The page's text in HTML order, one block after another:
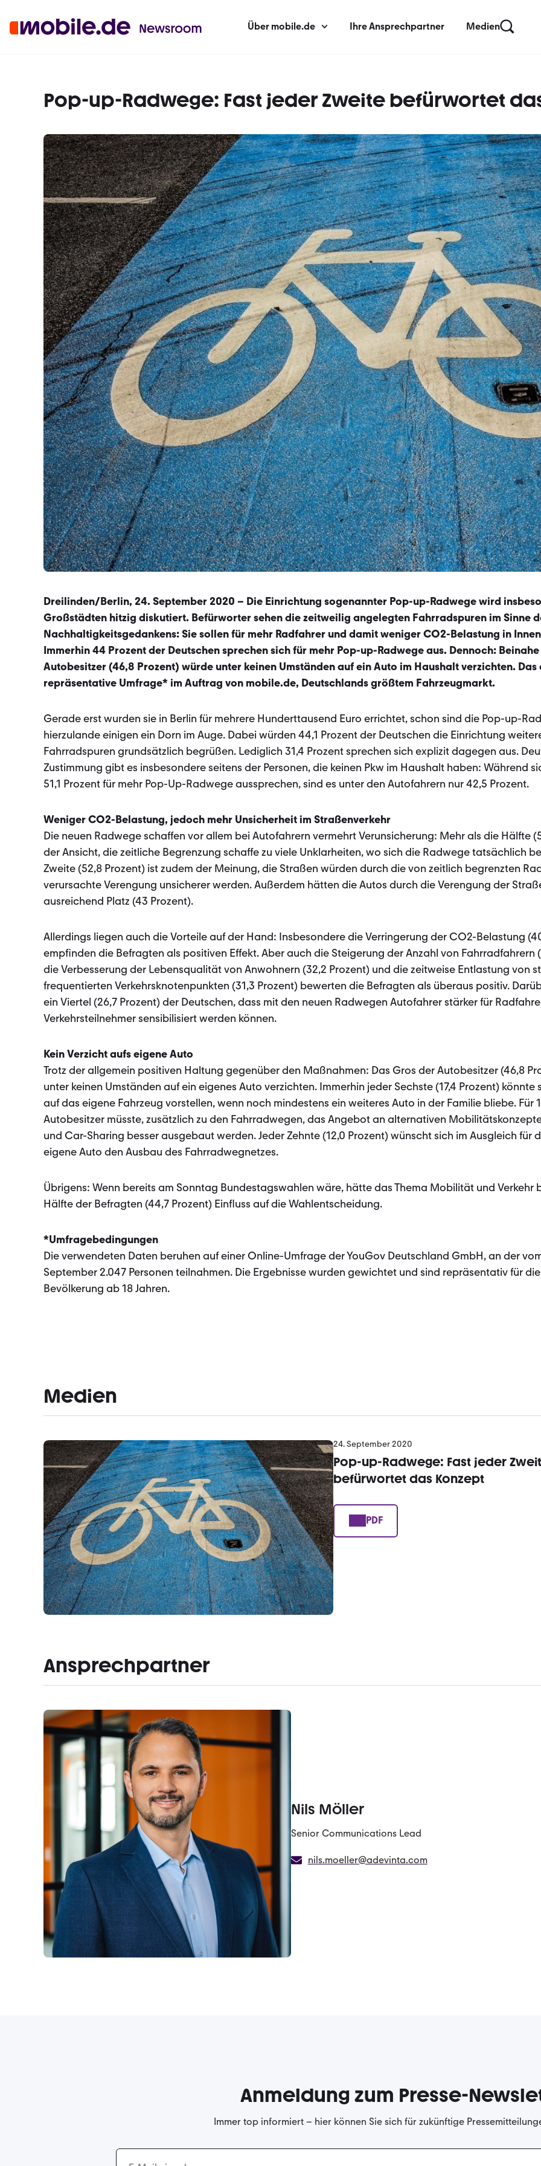
Über mobile.de Ihre Ansprechpartner Medien
Pop-up-Radwege: Fast jeder Zweite befürwortet
Dreilinden/Berlin, 24. September 2020 – Die Einrichtung sogenannter Pop-up-Radwege wird
Großstädten hitzig diskutiert. Befürworter sehen die zeitweilig angelegten Fahrradspuren im Sinne
Nachhaltigkeitsgedankens: Sie sollen für mehr Radfahrer und damit weniger CO2-Belastung in
Immerhin 44 Prozent der Deutschen sprechen sich für mehr Pop-up-Radwege aus. Dennoch:
Autobesitzer (46,8 Prozent) würde unter keinen Umständen auf ein Auto im Haushalt verzichten.
repräsentative Umfrage* im Auftrag von mobile.de, Deutschlands größtem Fahrzeugmarkt.
Gerade erst wurden sie in Berlin für mehrere Hunderttausend Euro errichtet, schon sind die Pop-up-
hierzulande einigen ein Dorn im Auge. Dabei würden 44,1 Prozent der Deutschen die Einrichtung
Fahrradspuren grundsätzlich begrüßen. Lediglich 31,4 Prozent sprechen sich explizit dagegen aus.
Zustimmung gibt es insbesondere seitens der Personen, die keinen Pkw im Haushalt haben: Während
51,1 Prozent für mehr Pop-Up-Radwege aussprechen, sind es unter den Autofahrern nur 42,5 Prozent.
Weniger CO2-Belastung, jedoch mehr Unsicherheit im Straßenverkehr
Die neuen Radwege schaffen vor allem bei Autofahrern vermehrt Verunsicherung: Mehr als die Hälfte
der Ansicht, die zeitliche Begrenzung schaffe zu viele Unklarheiten, wo sich die Radwege tatsächlich
Zweite (52,8 Prozent) ist zudem der Meinung, die Straßen würden durch die von zeitlich begrenzten
verursachte Verengung unsicherer werden. Außerdem hätten die Autos durch die Verengung der
ausreichend Platz (43 Prozent).
Allerdings liegen auch die Vorteile auf der Hand: Insbesondere die Verringerung der CO2-Belastung
empfinden die Befragten als positiven Effekt. Aber auch die Steigerung der Anzahl von Fahrradfahrern
die Verbesserung der Lebensqualität von Anwohnern (32,2 Prozent) und die zeitweise Entlastung von
frequentierten Verkehrsknotenpunkten (31,3 Prozent) bewerten die Befragten als überaus positiv.
ein Viertel (26,7 Prozent) der Deutschen, dass mit den neuen Radwegen Autofahrer stärker für
Verkehrsteilnehmer sensibilisiert werden können.
Kein Verzicht aufs eigene Auto
Trotz der allgemein positiven Haltung gegenüber den Maßnahmen: Das Gros der Autobesitzer (46,8
unter keinen Umständen auf ein eigenes Auto verzichten. Immerhin jeder Sechste (17,4 Prozent) könnte
auf das eigene Fahrzeug vorstellen, wenn noch mindestens ein weiteres Auto in der Familie bliebe. Für
Autobesitzer müsste, zusätzlich zu den Fahrradwegen, das Angebot an alternativen
und Car-Sharing besser ausgebaut werden. Jeder Zehnte (12,0 Prozent) wünscht sich im Ausgleich für
eigene Auto den Ausbau des Fahrradwegnetzes.
Übrigens: Wenn bereits am Sonntag Bundestagswahlen wäre, hätte das Thema Mobilität und Verkehr
Hälfte der Befragten (44,7 Prozent) Einfluss auf die Wahlentscheidung.
*Umfragebedingungen
Die verwendeten Daten beruhen auf einer Online-Umfrage der YouGov Deutsch­land GmbH, an der
September 2.047 Personen teilnahmen. Die Er­gebnisse wurden gewichtet und sind repräsentativ für
Bevölkerung ab 18 Jahren.
Medien
24. September 2020
Pop-up-Radwege: Fast jeder
befürwortet das Konzept
PDF
Ansprechpartner
Nils Möller
Senior Communications Lead
nils.moeller@adevinta.com
Anmeldung zum Presse-
Immer top informiert – hier können Sie sich für zukünftige